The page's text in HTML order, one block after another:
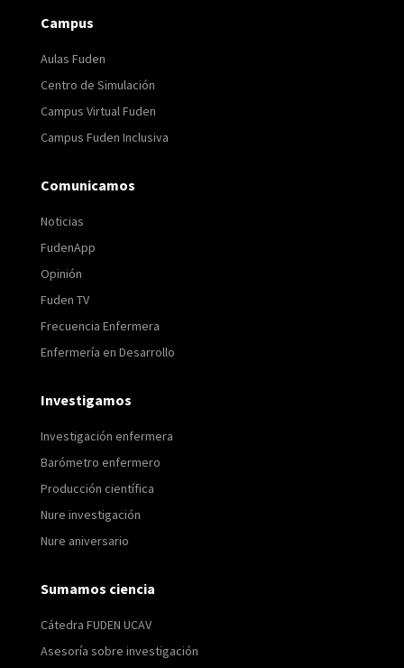
Campus
Aulas Fuden
Centro de Simulación
Campus Virtual Fuden
Campus Fuden Inclusiva
Comunicamos
Noticias
FudenApp
Opinión
Fuden TV
Frecuencia Enfermera
Enfermería en Desarrollo
Investigamos
Investigación enfermera
Barómetro enfermero
Producción científica
Nure investigación
Nure aniversario
Sumamos ciencia
Cátedra FUDEN UCAV
Asesoría sobre investigación